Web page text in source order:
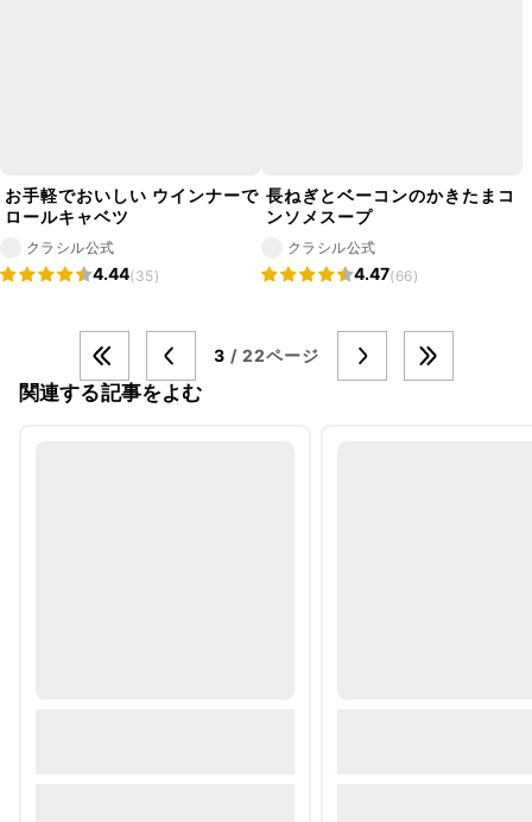
お手軽でおいしい ウインナーで
ロールキャベツ
クラシル公式
4.44(35)
長ねぎとベーコンのかきたまコ
ンソメスープ
クラシル公式
4.47(66)
3 / 22ページ
関連する記事をよむ